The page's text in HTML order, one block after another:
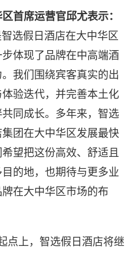
首席运营官邱尤表示：
选假日酒店在大中华区
体现了品牌在中高端酒
我们围绕宾客真实的出
验迭代，并完善本土化
同成长。多年来，智选
团在大中华区发展最快
望把这份高效、舒适且
的地，也期待与更多业
在大中华区市场的布
点上，智选假日酒店将继